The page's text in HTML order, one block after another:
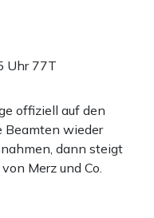
Uhr 77T
offiziell auf den
Beamten wieder
dann steigt
Merz und Co.